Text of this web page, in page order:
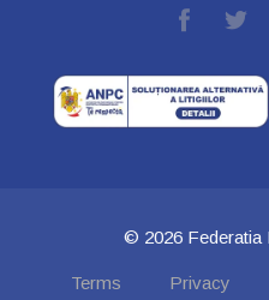
© 2026 Federatia
Terms Privacy